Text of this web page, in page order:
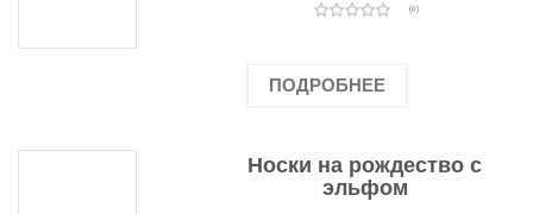
(0)
ПОДРОБНЕЕ
Носки на рождество с
эльфом